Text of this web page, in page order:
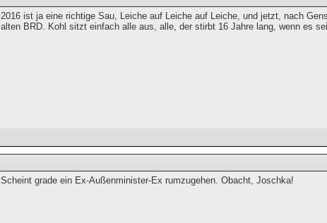
2016 ist ja eine richtige Sau, Leiche auf Leiche auf Leiche, und jetzt, nach
alten BRD. Kohl sitzt einfach alle aus, alle, der stirbt 16 Jahre lang, wenn es
Scheint grade ein Ex-Außenminister-Ex rumzugehen. Obacht, Joschka!